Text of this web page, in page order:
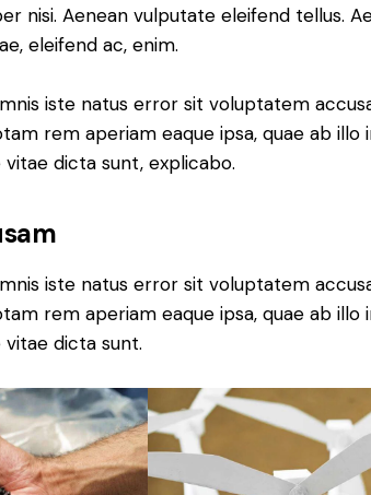
nisi. Aenean vulputate eleifend tellus.
eleifend ac, enim.
iste natus error sit voluptatem
rem aperiam eaque ipsa, quae ab
dicta sunt, explicabo.
iste natus error sit voluptatem
rem aperiam eaque ipsa, quae ab
dicta sunt.